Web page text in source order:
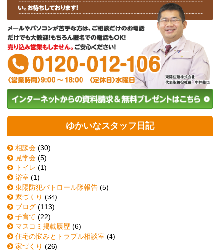
ゆかいなスタッフ日記
相談会 (30)
見学会 (5)
トイレ (1)
浴室 (1)
東陽防犯パトロール隊報告 (5)
家づくり (34)
ブログ (113)
子育て (22)
マスコミ掲載履歴 (6)
住宅の悩みとトラブル相談室 (4)
家づくり (26)